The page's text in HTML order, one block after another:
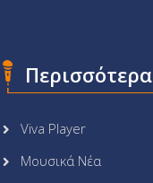
Περισσότερα
Viva Player
Μουσικά Νέα